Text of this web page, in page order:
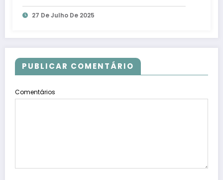
27 De Julho De 2025
PUBLICAR COMENTÁRIO
Comentários